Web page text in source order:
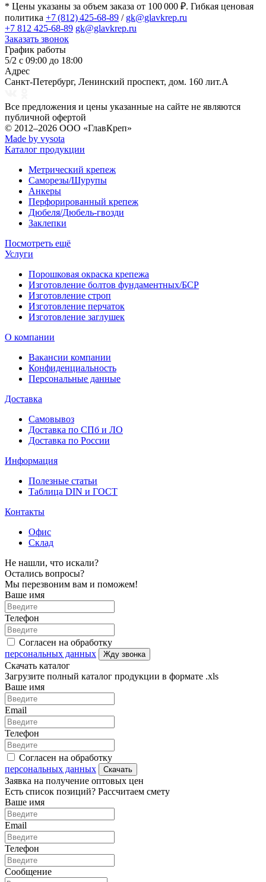
* Цены указаны за объем заказа от 100 000 ₽. Гибкая ценовая
политика +7 (812) 425-68-89 / gk@glavkrep.ru
+7 812 425-68-89 gk@glavkrep.ru
Заказать звонок
График работы
5/2 с 09:00 до 18:00
Адрес
Санкт-Петербург, Ленинский проспект, дом. 160 лит.А
Все предложения и цены указанные на сайте не являются
публичной офертой
© 2012–2026 ООО «ГлавКреп»
Made by vysota
Каталог продукции
Метрический крепеж
Саморезы/Шурупы
Анкеры
Перфорированный крепеж
Дюбеля/Дюбель-гвозди
Заклепки
Посмотреть ещё
Услуги
Порошковая окраска крепежа
Изготовление болтов фундаментных/БСР
Изготовление строп
Изготовление перчаток
Изготовление заглушек
О компании
Вакансии компании
Конфиденциальность
Персональные данные
Доставка
Самовывоз
Доставка по СПб и ЛО
Доставка по России
Информация
Полезные статьи
Таблица DIN и ГОСТ
Контакты
Офис
Склад
Не нашли, что искали?
Остались вопросы?
Мы перезвоним вам и поможем!
Ваше имя
Телефон
Согласен на обработку
персональных данных
Жду звонка
Скачать каталог
Загрузите полный каталог продукции в формате .xls
Ваше имя
Email
Телефон
Согласен на обработку
персональных данных
Скачать
Заявка на получение оптовых цен
Есть список позиций? Рассчитаем смету
Ваше имя
Email
Телефон
Сообщение